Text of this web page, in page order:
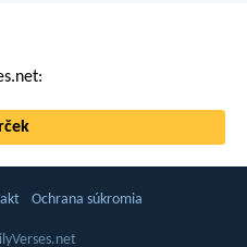
Ochrana súkromia